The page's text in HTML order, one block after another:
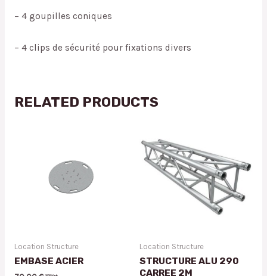
– 4 goupilles coniques
– 4 clips de sécurité pour fixations divers
RELATED PRODUCTS
Location Structure
EMBASE ACIER
Location Structure
STRUCTURE ALU 290
CARREE 2M